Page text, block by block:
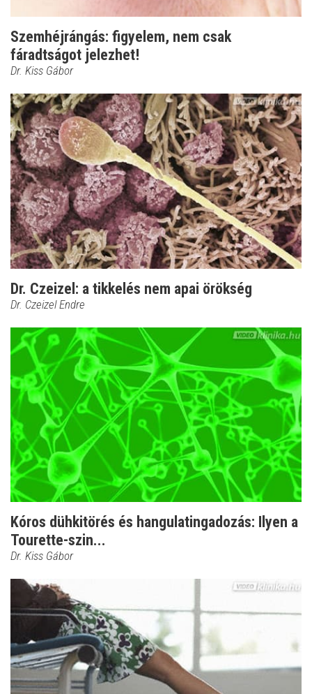
Szemhéjrángás: figyelem, nem csak
fáradtságot jelezhet!
Dr. Kiss Gábor
Dr. Czeizel: a tikkelés nem apai örökség
Dr. Czeizel Endre
Kóros dühkitörés és hangulatingadozás: Ilyen a
Tourette-szin...
Dr. Kiss Gábor